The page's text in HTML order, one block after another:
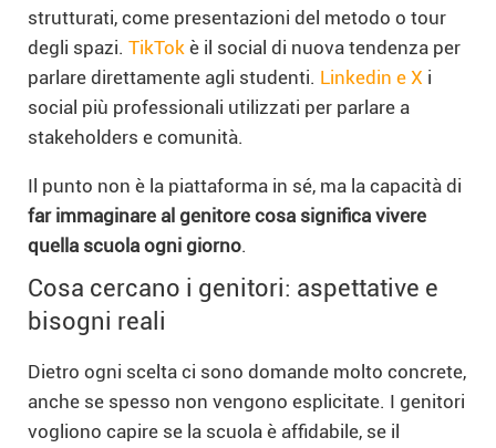
strutturati, come presentazioni del metodo o tour
degli spazi. TikTok è il social di nuova tendenza per
parlare direttamente agli studenti. Linkedin e X i
social più professionali utilizzati per parlare a
stakeholders e comunità.
Il punto non è la piattaforma in sé, ma la capacità di
far immaginare al genitore cosa significa vivere
quella scuola ogni giorno.
Cosa cercano i genitori: aspettative e
bisogni reali
Dietro ogni scelta ci sono domande molto concrete,
anche se spesso non vengono esplicitate. I genitori
vogliono capire se la scuola è affidabile, se il